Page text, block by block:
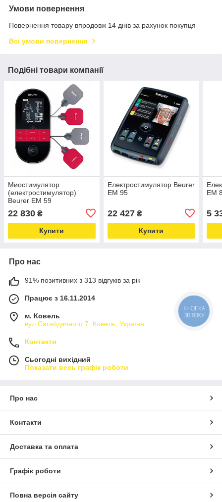
Умови повернення
Повернення товару впродовж 14 днів за рахунок покупця
Всі умови повернення
Подібні товари компанії
Миостимулятор
(електростимулятор)
Beurer EM 59
22 830 ₴
Купити
Електростимулятор Beurer
EM 95
22 427₴
Купити
EM
5
Про нас
91% позитивних з 313 відгуків за рік
Працює з 16.11.2014
м. Ковель
вул.Сагайдачного 7, Ковель, Україна
Контакти
Сьогодні вихідний
Показати весь графік роботи
Про нас
Контакти
Доставка та оплата
Графік роботи
Повна версія сайту
КНОПКА
ЗВ'ЯЗКУ